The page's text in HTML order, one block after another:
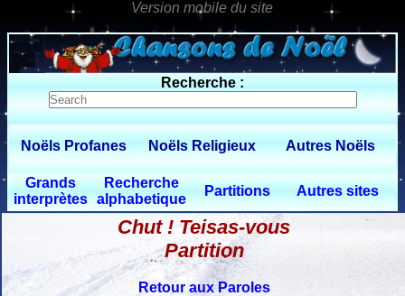
0 $limitbot 1 $limittot 2
Recherche :
Noëls Profanes Noëls Religieux Autres Noëls
Grands
interprètes
Recherche
alphabetique
Partitions Autres sites
Chut ! Teisas-vous
Partition
Retour aux Paroles